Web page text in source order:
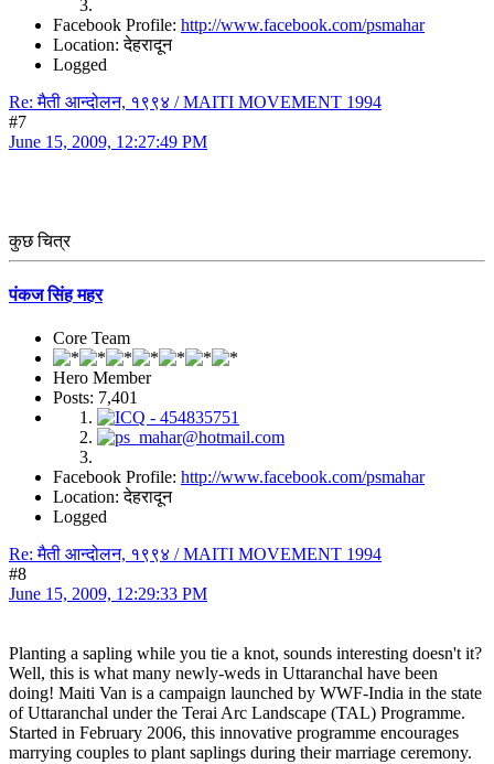
Facebook Profile: http://www.facebook.com/psmahar
Location: देहरादून
Logged
Re: मैती आन्दोलन, १९९४ / MAITI MOVEMENT 1994
#7
June 15, 2009, 12:27:49 PM
कुछ चित्र
पंकज सिंह महर
Core Team
Hero Member
Posts: 7,401
Facebook Profile: http://www.facebook.com/psmahar
Location: देहरादून
Logged
Re: मैती आन्दोलन, १९९४ / MAITI MOVEMENT 1994
#8
June 15, 2009, 12:29:33 PM
Planting a sapling while you tie a knot, sounds interesting doesn't it?
Well, this is what many newly-weds in Uttaranchal have been
doing! Maiti Van is a campaign launched by WWF-India in the state
of Uttaranchal under the Terai Arc Landscape (TAL) Programme.
Started in February 2006, this innovative programme encourages
marrying couples to plant saplings during their marriage ceremony.